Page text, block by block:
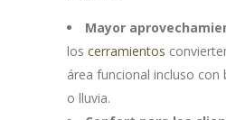
Mayor
los cerramientos
área funcional incluso con
o lluvia.